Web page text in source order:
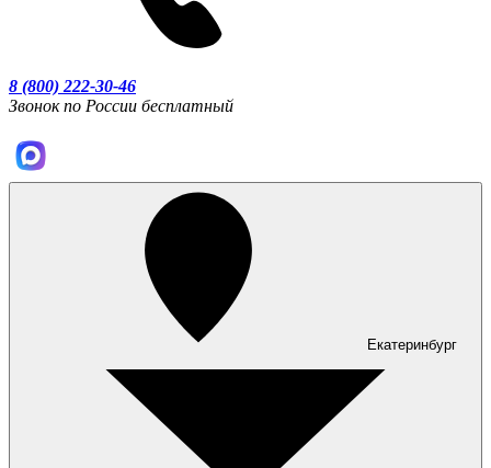
8 (800) 222-30-46
Звонок по России бесплатный
Екатеринбург